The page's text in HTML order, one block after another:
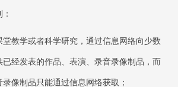
堂教学或者科学研究，通过信息网络向少数
经发表的作品、表演、录音录像制品，而
像制品只能通过信息网络获取；